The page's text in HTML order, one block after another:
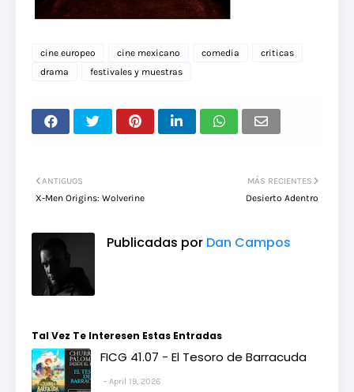
cine europeo cine mexicano comedia
criticas
drama
festivales y muestras
MÁS RECIENTES
Desierto Adentro
ANTIGUOS
X-Men Origins: Wolverine
Publicadas por Dan Campos
Tal Vez Te Interesen Estas Entradas
FICG 41.07 - El Tesoro de Barracuda
April 19, 2026